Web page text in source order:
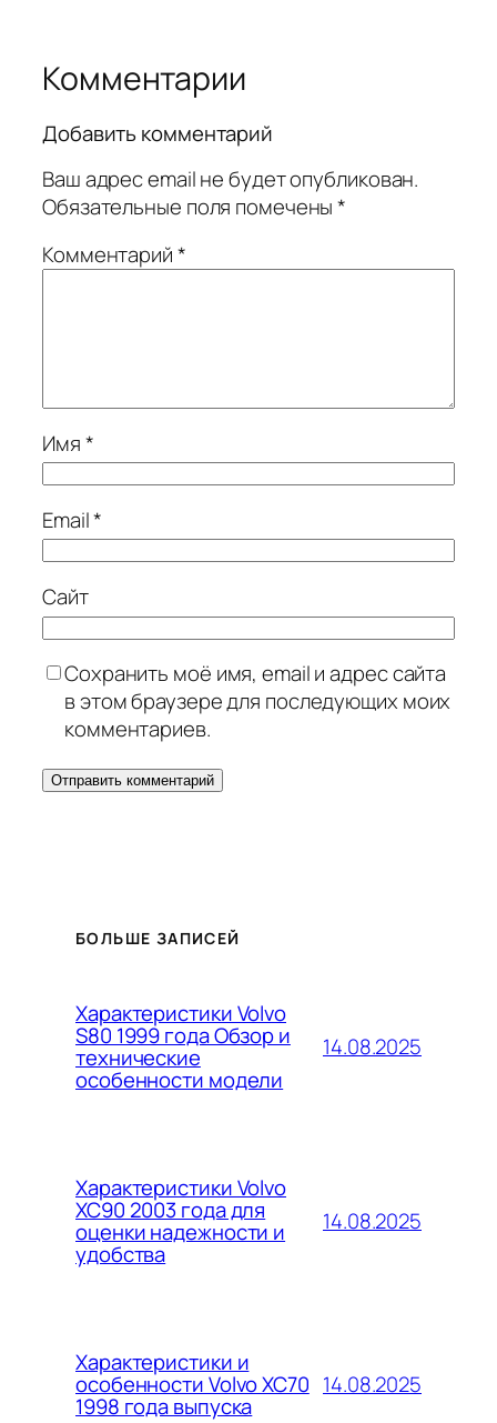
Комментарии
Добавить комментарий
Ваш адрес email не будет опубликован.
Обязательные поля помечены*
Комментарий*
Имя*
Email*
Сайт
Сохранить моё имя, email и адрес сайта
в этом браузере для последующих моих
комментариев.
БОЛЬШЕ ЗАПИСЕЙ
Характеристики Volvo
S80 1999 года Обзор и
технические
особенности модели
14.08.2025
Характеристики Volvo
XC90 2003 года для
оценки надежности и
удобства
14.08.2025
Характеристики и
особенности Volvo XC70
1998 года выпуска
14.08.2025